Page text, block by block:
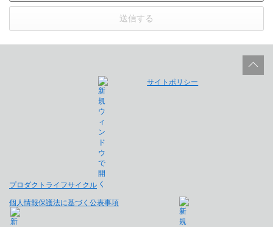
送信する
プロダクトライフサイクル
サイトポリシー
個人情報保護法に基づく公表事項